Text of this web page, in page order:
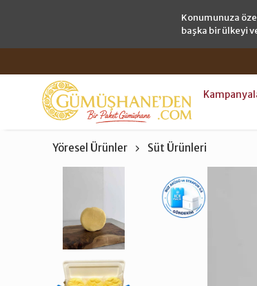
Konumunuza
başka bir ülkeyi
Yöresel Ürünler Süt Ürünleri